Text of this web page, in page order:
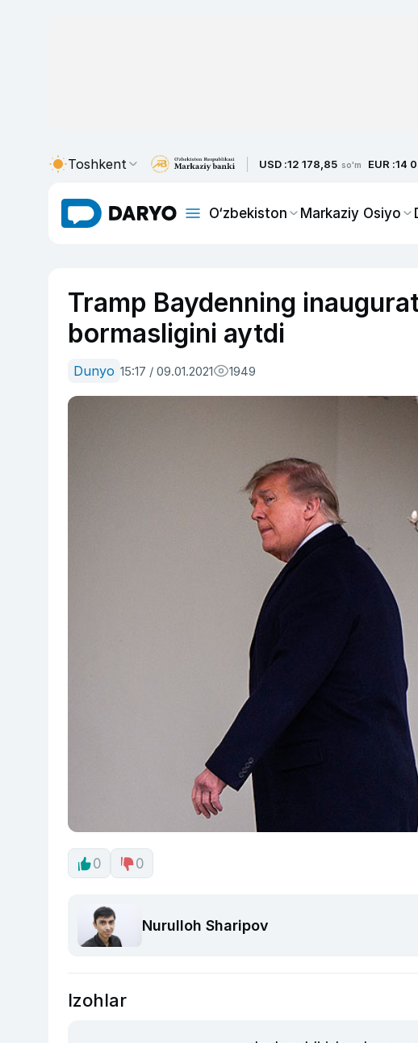
Toshkent USD :12 178,85 so'm EUR :14
O‘zbekiston Markaziy Osiyo
Tramp Baydenning
bormasligini aytdi
Dunyo 15:17 / 09.01.2021 1949
0 0
Nurulloh Sharipov
Izohlar